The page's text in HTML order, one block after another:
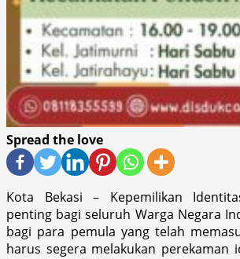
Spread the love
Kota Bekasi – Kepemilikan
penting bagi seluruh Warga Negara
bagi para pemula yang telah
harus segera melakukan perekaman